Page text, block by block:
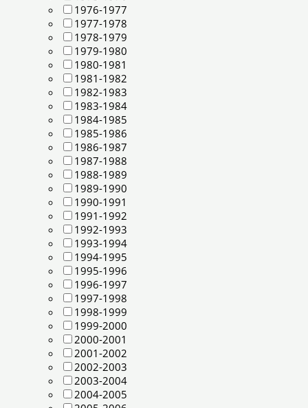
1976-1977
1977-1978
1978-1979
1979-1980
1980-1981
1981-1982
1982-1983
1983-1984
1984-1985
1985-1986
1986-1987
1987-1988
1988-1989
1989-1990
1990-1991
1991-1992
1992-1993
1993-1994
1994-1995
1995-1996
1996-1997
1997-1998
1998-1999
1999-2000
2000-2001
2001-2002
2002-2003
2003-2004
2004-2005